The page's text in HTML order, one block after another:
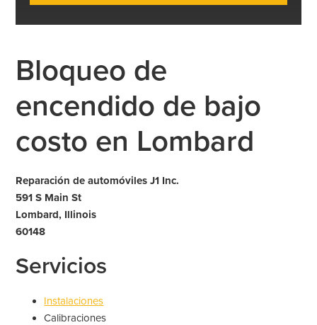
Bloqueo de
encendido de bajo
costo en Lombard
Reparación de automóviles J1 Inc.
591 S Main St
Lombard, Illinois
60148
Servicios
Instalaciones
Calibraciones